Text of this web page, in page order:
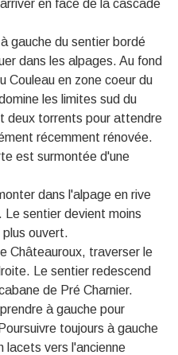
en face de la cascade
gauche du sentier bordé
dans les alpages. Au fond
Couleau en zone coeur du
les limites sud du
deux torrents pour attendre
récemment rénovée.
est surmontée d'une
dans l'alpage en rive
Le sentier devient moins
ouvert.
Châteauroux, traverser le
Le sentier redescend
de Pré Charnier.
à gauche pour
toujours à gauche
lacets vers l'ancienne